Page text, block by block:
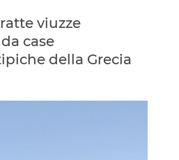
viuzze
case
della Grecia